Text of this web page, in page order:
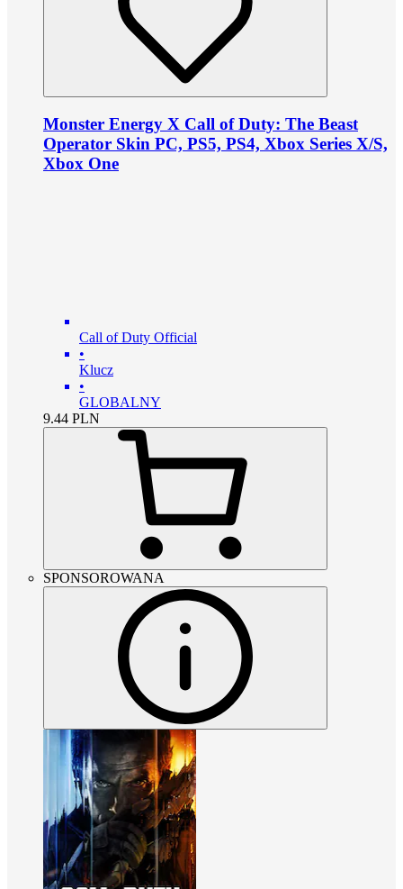
Monster Energy X Call of Duty: The Beast
Operator Skin PC, PS5, PS4, Xbox Series X/S,
Xbox One
Call of Duty Official
•
Klucz
•
GLOBALNY
9.44 PLN
SPONSOROWANA